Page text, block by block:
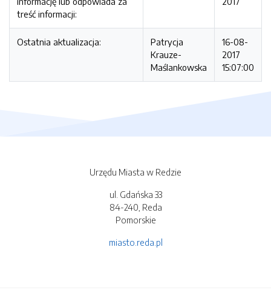
treść informacji:
Ostatnia aktualizacja:
Patrycja
Krauze-
Maślankowska
16-08-
2017
15:07:00
Urzędu Miasta w Redzie
ul. Gdańska 33
84-240, Reda
Pomorskie
miasto.reda.pl